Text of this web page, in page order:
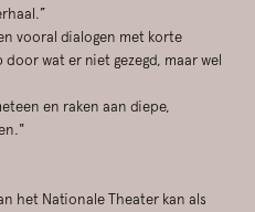
vooral dialogen met korte
wat er niet gezegd, maar wel
en raken aan diepe,
het Nationale Theater kan als